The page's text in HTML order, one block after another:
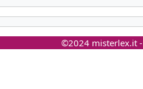
©2024 misterlex.it -